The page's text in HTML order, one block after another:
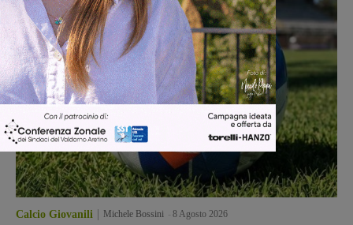
Calcio Giovanili Michele Bossini 8 Agosto 2026